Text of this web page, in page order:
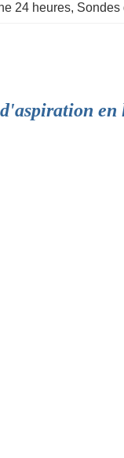
24 heures, Sondes
d'aspiration